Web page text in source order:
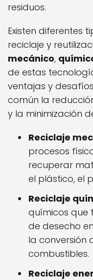
residuos.
Existen diferentes
reciclaje y
mecánico,
de estas
ventajas y
común la
y la minimización
Reciclaje
procesos
recuperar
el plástico, el
Reciclaje
químicos que
de desecho
la conversión
combustibles.
Reciclaje